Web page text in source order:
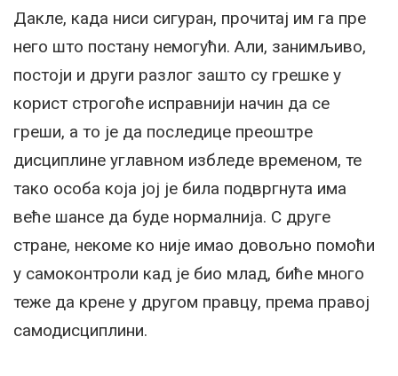
Дакле, када ниси сигуран, прочитај им га пре
него што постану немогући. Али, занимљиво,
постоји и други разлог зашто су грешке у
корист строгоће исправнији начин да се
греши, а то је да последице преоштре
дисциплине углавном избледе временом, те
тако особа која јој је била подвргнута има
веће шансе да буде нормалнија. С друге
стране, некоме ко није имао довољно помоћи
у самоконтроли кад је био млад, биће много
теже да крене у другом правцу, према правој
самодисциплини.